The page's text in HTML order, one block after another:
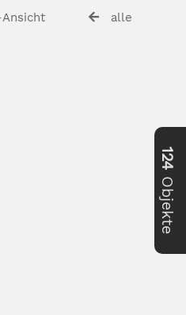
alle
124
Objekte